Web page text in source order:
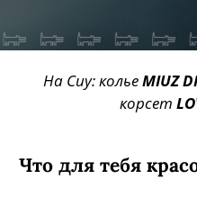
На Сиу: кольеMIUZ
корсет
Что для тебя